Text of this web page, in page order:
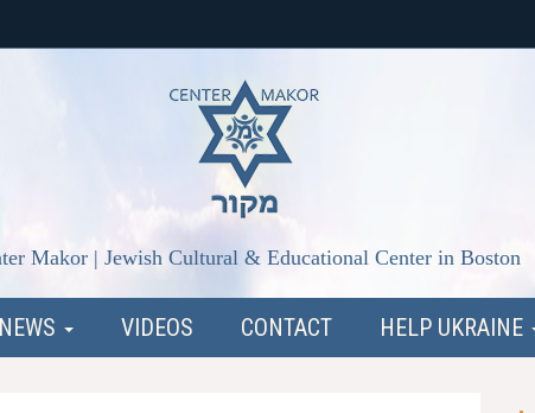
Makor | Jewish Cultural & Educational Center in Boston
NEWS VIDEOS CONTACT HELP UKRAINE